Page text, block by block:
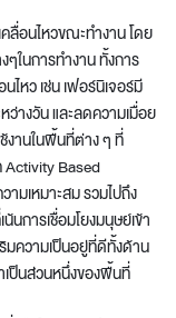
ลื่อนไหวขณะทำงาน โดย
ในการทำงาน ทั้งการ
ไหว เช่น เฟอร์นิเจอร์มี
ว่างวัน และลดความเมื่อย
งานในพื้นที่ต่าง ๆ ที่
Based
มเหมาะสม รวมไปถึง
การเชื่อมโยงมนุษย์เข้า
มความเป็นอยู่ที่ดีทั้งด้าน
เป็นส่วนหนึ่งของพื้นที่